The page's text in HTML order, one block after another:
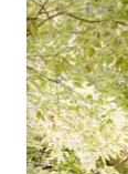
usando as